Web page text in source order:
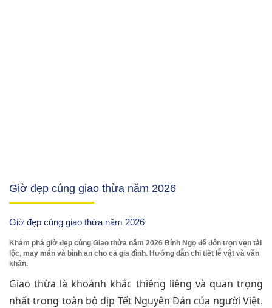
Giờ đẹp cúng giao thừa năm 2026
Giờ đẹp cúng giao thừa năm 2026
Khám phá giờ đẹp cúng Giao thừa năm 2026 Bính Ngọ để đón trọn vẹn tài
lộc, may mắn và bình an cho cả gia đình. Hướng dẫn chi tiết lễ vật và văn
khấn.
Giao thừa là khoảnh khắc thiêng liêng và quan trọng
nhất trong toàn bộ dịp Tết Nguyên Đán của người Việt.